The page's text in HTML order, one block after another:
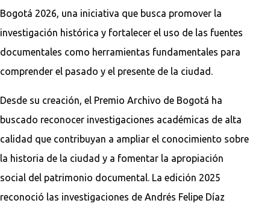
Bogotá 2026, una iniciativa que busca promover la
investigación histórica y fortalecer el uso de las fuentes
documentales como herramientas fundamentales para
comprender el pasado y el presente de la ciudad.
Desde su creación, el Premio Archivo de Bogotá ha
buscado reconocer investigaciones académicas de alta
calidad que contribuyan a ampliar el conocimiento sobre
la historia de la ciudad y a fomentar la apropiación
social del patrimonio documental. La edición 2025
reconoció las investigaciones de Andrés Felipe Díaz